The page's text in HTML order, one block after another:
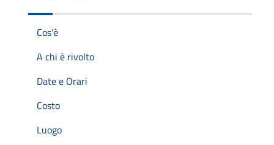
Cos'è
A chi è rivolto
Date e Orari
Costo
Luogo